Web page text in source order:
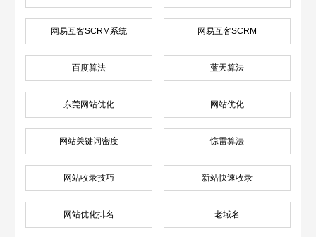
网易互客SCRM系统 网易互客SCRM
百度算法 蓝天算法
东莞网站优化 网站优化
网站关键词密度 惊雷算法
网站收录技巧 新站快速收录
网站优化排名 老域名